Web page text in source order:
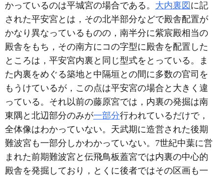
かっているのは平城宮の場合である。 大内裏図 に記
された平安宮とは，その北半部分などで殿舎配置が
かなり異なっているものの，南半分に紫宸殿相当の
殿舎をもち，その南方にコの字型に殿舎を配置した
ところは，平安宮内裏と同じ型式をとっている。ま
た内裏をめぐる築地と中隔垣との間に多数の官司を
もうけているが，この点は平安宮の場合と大きく違
っている。それ以前の藤原宮では，内裏の発掘は南
東隅と北辺部分のみが一部分行われているだけで，
全体像はわかっていない。天武期に造営された後期
難波宮も一部分しかわかっていない。7世紀中葉に営
まれた前期難波宮と伝飛鳥板蓋宮では内裏の中心的
殿舎を発掘しており，とくに後者ではその区画も一